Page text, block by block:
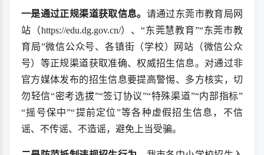
一是通过正规渠道获取信息。 请通过东莞市教育局网
站（https://edu.dg.gov.cn/）、“东莞慧教育”“东莞市教
育局”微信公众号、各镇街（学校）网站（微信公众
号）等正规渠道获取准确、权威招生信息。对通过非
官方媒体发布的招生信息要提高警惕、多方核实，切
勿轻信“密考选拔”“签订协议”“特殊渠道”“内部指标”
“摇号保中”“提前定位”等各种虚假招生信息，不信
谣、不传谣、不造谣，避免上当受骗。